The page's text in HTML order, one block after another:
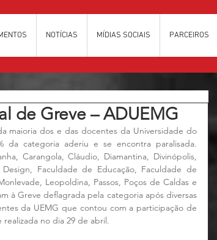
NOTÍCIAS MÍDIAS SOCIAIS PARCEIROS
de Greve – ADUEMG
maioria dos e das docentes da Universidade do
da categoria aderiu e se encontra paralisada.
Carangola, Cláudio, Diamantina, Divinópolis,
Faculdade de Educação, Faculdade de
Leopoldina, Passos, Poços de Caldas e
à Greve deflagrada pela categoria após diversas
da UEMG que contou com a participação de
realizada no dia 29 de abril.